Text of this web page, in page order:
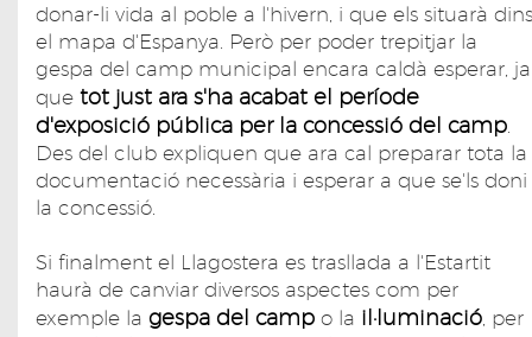
donar-li vida al poble a l'hivern, i que els situarà dins
el mapa d'Espanya. Però per poder trepitjar la
gespa del camp municipal encara caldà esperar, ja
que tot just ara s'ha acabat el període
d'exposició pública per la concessió del camp
Des del club expliquen que ara cal preparar tota la
documentació necessària i esperar a que se'ls doni
la concessió.
Si finalment el Llagostera es trasllada a l'Estartit
haurà de canviar diversos aspectes com per
exemple la gespa del camp o la il·luminació , per